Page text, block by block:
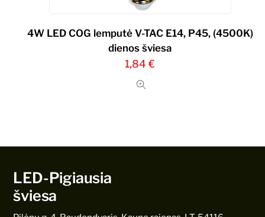
4W LED COG lemputė V-TAC E14, P45, (4500K)
dienos šviesa
1,84€
LED-Pigiausia
šviesa